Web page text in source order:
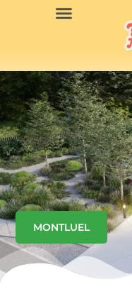
MONTLUEL